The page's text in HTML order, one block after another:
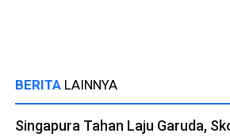
BERITA LAINNYA
Singapura Tahan Laju Garuda,